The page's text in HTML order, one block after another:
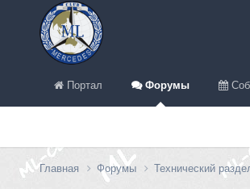
Портал Форумы
Главная Форумы Технический